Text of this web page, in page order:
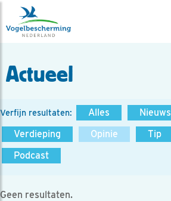
Actueel
Verfijn resultaten: Alles Nieuws
Verdieping
Opinie Tip
Podcast
Geen resultaten.